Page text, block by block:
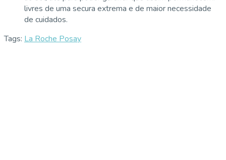
livres de uma secura extrema e de maior necessidade
de cuidados.
Tags: La Roche Posay